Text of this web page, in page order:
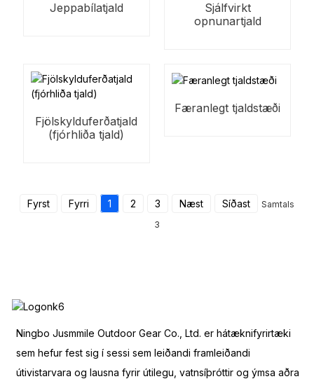
Jeppabílatjald
Sjálfvirkt
opnunartjald
Fjölskylduferðatjald
(fjórhliða tjald)
Færanlegt tjaldstæði
Fyrst Fyrri 1 2 3 Næst Síðast
Samtals
3
Ningbo Jusmmile Outdoor Gear Co., Ltd. er hátæknifyrirtæki
sem hefur fest sig í sessi sem leiðandi framleiðandi
útivistarvara og lausna fyrir útilegu, vatnsíþróttir og ýmsa aðra